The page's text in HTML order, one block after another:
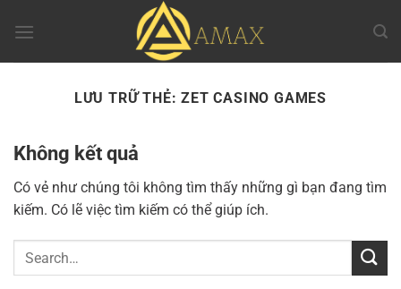
đến
LƯU TRỮ THẺ:ZET CASINO GAMES
Không kết quả
Có vẻ như chúng tôi không tìm thấy những gì bạn đang tìm
kiếm. Có lẽ việc tìm kiếm có thể giúp ích.